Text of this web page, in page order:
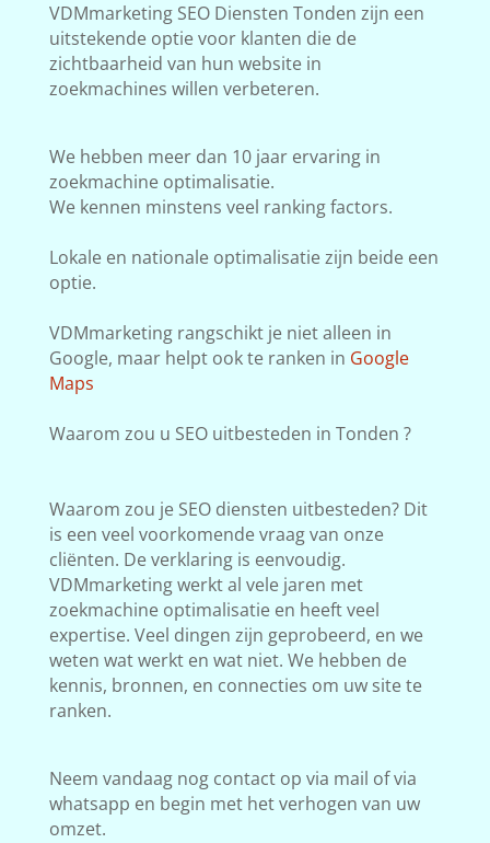
VDMmarketing SEO Diensten Tonden zijn een
uitstekende optie voor klanten die de
zichtbaarheid van hun website in
zoekmachines willen verbeteren.
We hebben meer dan 10 jaar ervaring in
zoekmachine optimalisatie.
We kennen minstens veel ranking factors.
Lokale en nationale optimalisatie zijn beide een
optie.
VDMmarketing rangschikt je niet alleen in
Google, maar helpt ook te ranken in Google
Maps
Waarom zou u SEO uitbesteden in Tonden ?
Waarom zou je SEO diensten uitbesteden? Dit
is een veel voorkomende vraag van onze
cliënten. De verklaring is eenvoudig.
VDMmarketing werkt al vele jaren met
zoekmachine optimalisatie en heeft veel
expertise. Veel dingen zijn geprobeerd, en we
weten wat werkt en wat niet. We hebben de
kennis, bronnen, en connecties om uw site te
ranken.
Neem vandaag nog contact op via mail of via
whatsapp en begin met het verhogen van uw
omzet.